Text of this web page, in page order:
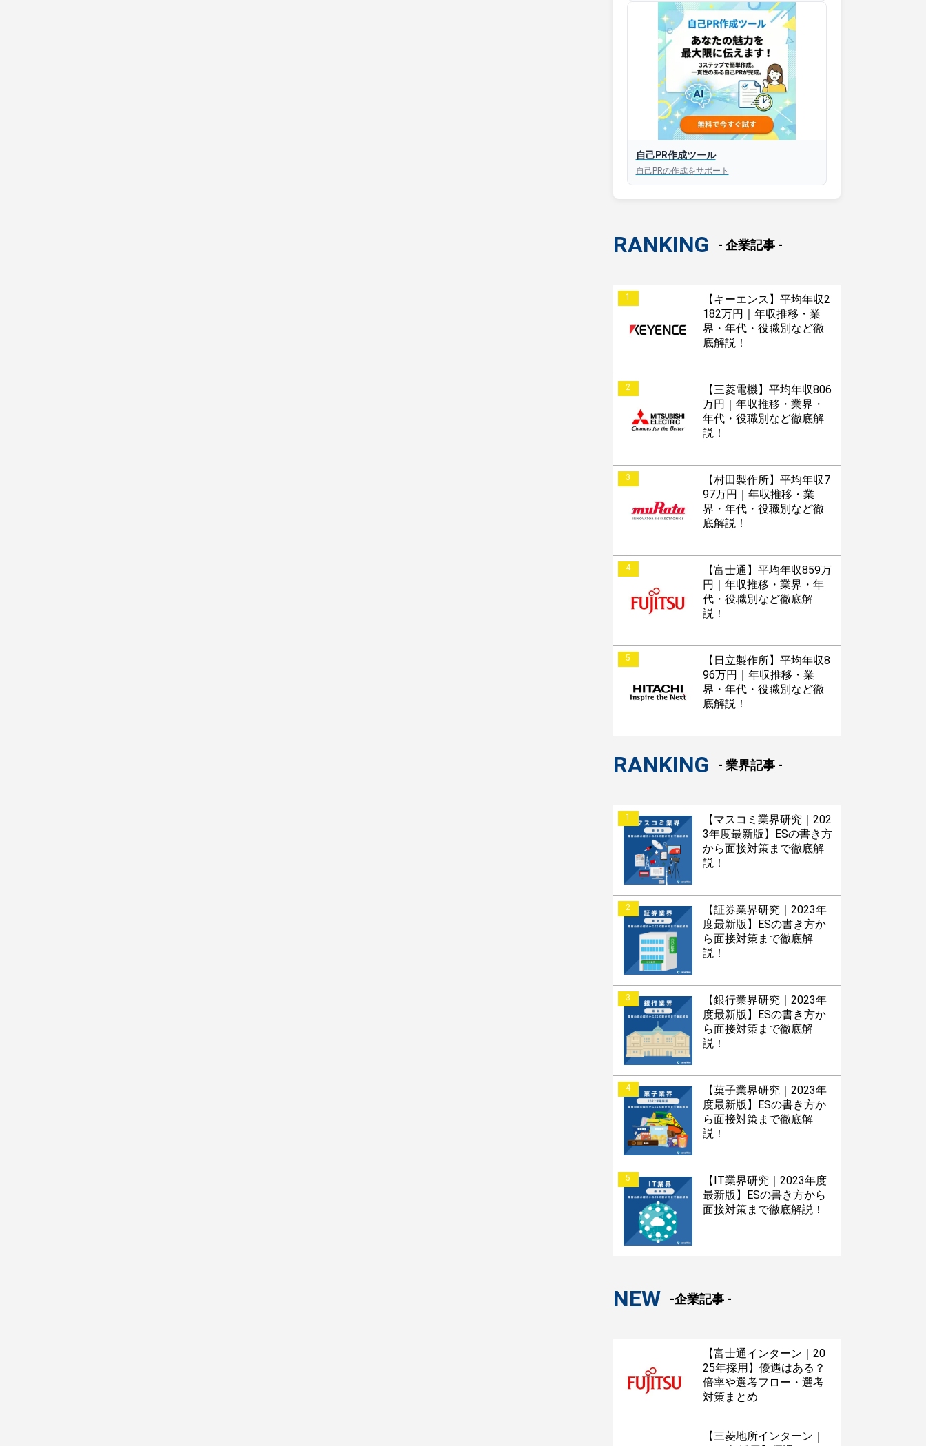
自己PR作成ツール
自己PRの作成をサポート
RANKING - 企業記事 -
1
【キーエンス】平均年収2
182万円｜年収推移・業
界・年代・役職別など徹
底解説！
2
【三菱電機】平均年収806
万円｜年収推移・業界・
年代・役職別など徹底解
説！
3
【村田製作所】平均年収7
97万円｜年収推移・業
界・年代・役職別など徹
底解説！
4
【富士通】平均年収859万
円｜年収推移・業界・年
代・役職別など徹底解
説！
5
【日立製作所】平均年収8
96万円｜年収推移・業
界・年代・役職別など徹
底解説！
RANKING - 業界記事 -
1
【マスコミ業界研究｜202
3年度最新版】ESの書き方
から面接対策まで徹底解
説！
2
【証券業界研究｜2023年
度最新版】ESの書き方か
ら面接対策まで徹底解
説！
3
【銀行業界研究｜2023年
度最新版】ESの書き方か
ら面接対策まで徹底解
説！
4
【菓子業界研究｜2023年
度最新版】ESの書き方か
ら面接対策まで徹底解
説！
5
【IT業界研究｜2023年度
最新版】ESの書き方から
面接対策まで徹底解説！
NEW -企業記事 -
【富士通インターン｜20
25年採用】優遇はある？
倍率や選考フロー・選考
対策まとめ
【三菱地所インターン｜